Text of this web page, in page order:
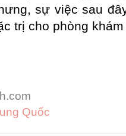
sự việc sau
trị cho phòng
Quốc